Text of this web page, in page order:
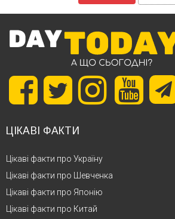
ЦІКАВІ ФАКТИ
Цікаві факти про Україну
Цікаві факти про Шевченка
Цікаві факти про Японію
Цікаві факти про Китай